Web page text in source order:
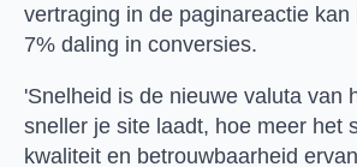
vertraging in de paginareactie kan
7% daling in conversies.
'Snelheid is de nieuwe valuta van
sneller je site laadt, hoe meer het
kwaliteit en betrouwbaarheid